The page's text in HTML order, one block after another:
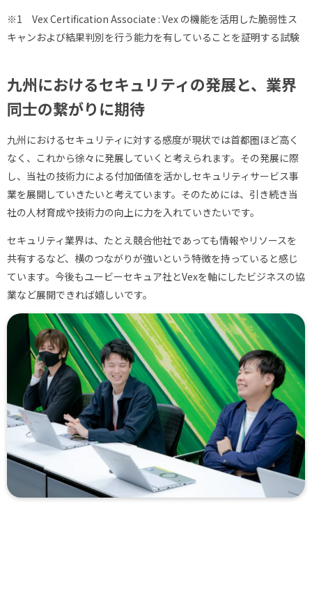
※1 Vex Certification Associate : Vex の機能を活用した脆弱性ス
キャンおよび結果判別を行う能力を有していることを証明する試験
九州におけるセキュリティの発展と、業界
同士の繋がりに期待
九州におけるセキュリティに対する感度が現状では首都圏ほど高く
なく、これから徐々に発展していくと考えられます。その発展に際
し、当社の技術力による付加価値を活かしセキュリティサービス事
業を展開していきたいと考えています。そのためには、引き続き当
社の人材育成や技術力の向上に力を入れていきたいです。
セキュリティ業界は、たとえ競合他社であっても情報やリソースを
共有するなど、横のつながりが強いという特徴を持っていると感じ
ています。今後もユービーセキュア社とVexを軸にしたビジネスの協
業など展開できれば嬉しいです。